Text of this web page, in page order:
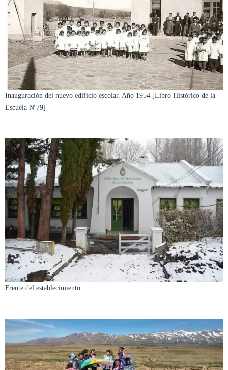
Inauguración del nuevo edificio escolar. Año 1954 [Libro Histórico de la
Escuela Nº79]
Frente del establecimiento.